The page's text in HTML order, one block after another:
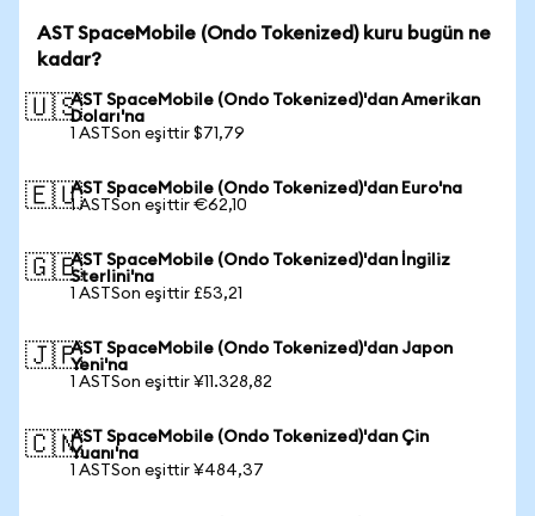
AST SpaceMobile (Ondo Tokenized) kuru bugün ne
kadar?
🇺🇸AST SpaceMobile (Ondo Tokenized)'dan Amerikan
Doları'na
1 ASTSon eşittir $71,79
🇪🇺AST SpaceMobile (Ondo Tokenized)'dan Euro'na
1 ASTSon eşittir €62,10
🇬🇧AST SpaceMobile (Ondo Tokenized)'dan İngiliz
Sterlini'na
1 ASTSon eşittir £53,21
🇯🇵AST SpaceMobile (Ondo Tokenized)'dan Japon
Yeni'na
1 ASTSon eşittir ¥11.328,82
🇨🇳AST SpaceMobile (Ondo Tokenized)'dan Çin
Yuanı'na
1 ASTSon eşittir ¥484,37